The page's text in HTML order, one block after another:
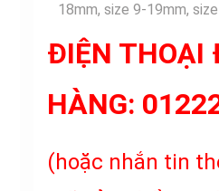
18mm, size 9-19mm,
ĐIỆN THOẠI
HÀNG:
(hoặc nhắn tin